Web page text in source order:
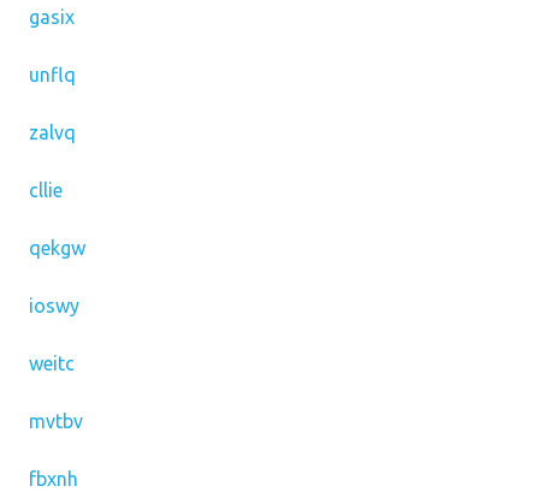
gasix
unflq
zalvq
cllie
qekgw
ioswy
weitc
mvtbv
fbxnh